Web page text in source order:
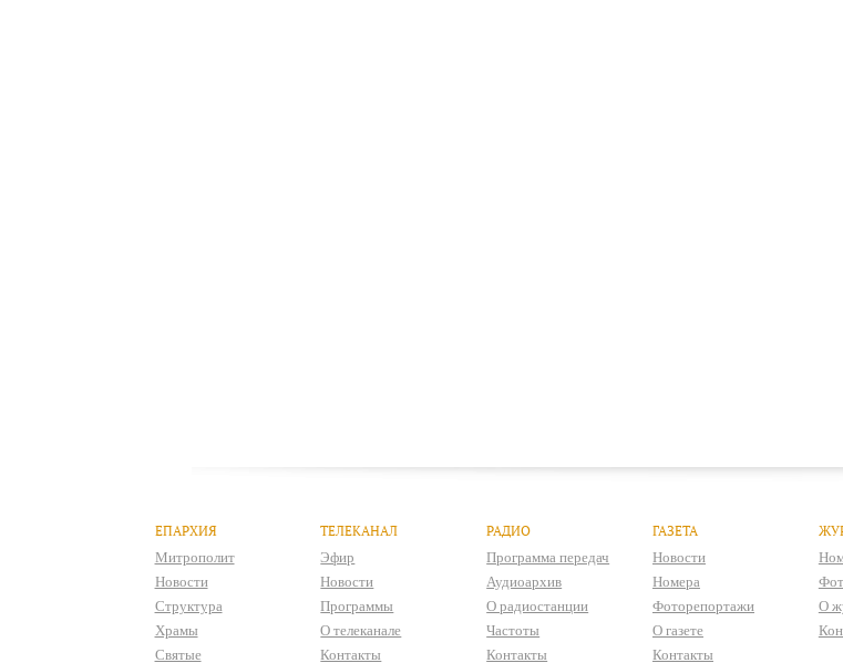
ЕПАРХИЯ
Митрополит
Новости
Структура
Храмы
Святые
ТЕЛЕКАНАЛ
Эфир
Новости
Программы
О телеканале
Контакты
РАДИО
Программа передач
Аудиоархив
О радиостанции
Частоты
Контакты
ГАЗЕТА
Новости
Номера
Фоторепортажи
О газете
Контакты
О